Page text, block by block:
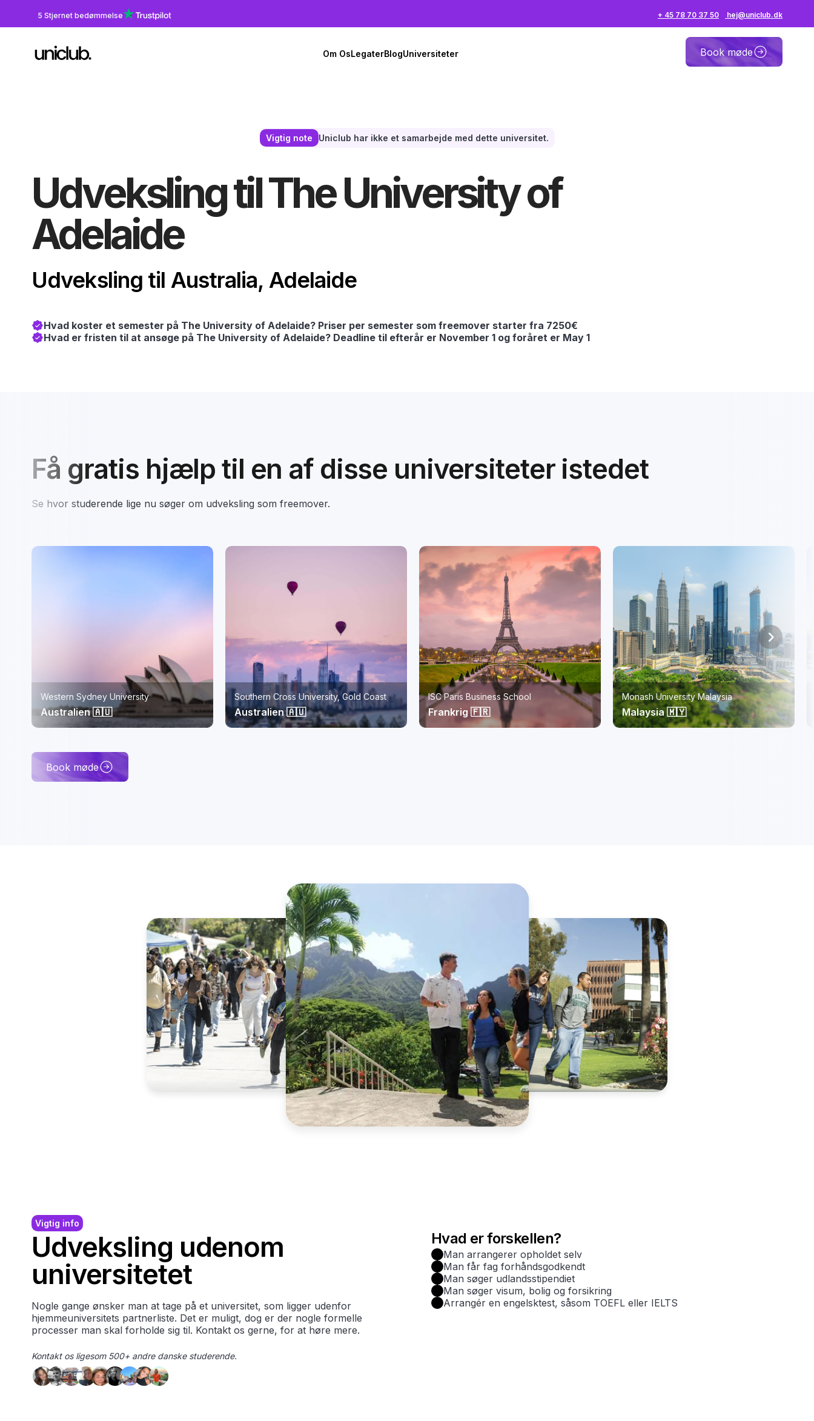
5 Stjernet bedømmelse + 45 78 70 37 50 hej@uniclub.dk
Om OsLegaterBlogUniversiteter Book møde
Vigtig note Uniclub har ikke et samarbejde med dette universitet.
Udveksling til The University of
Adelaide
Udveksling til Australia, Adelaide
Hvad koster et semester på The University of Adelaide? Priser per semester som freemover starter fra 7250€
Hvad er fristen til at ansøge på The University of Adelaide? Deadline til efterår er November 1 og foråret er May 1
Få gratis hjælp til en af disse universiteter istedet
Se hvor studerende lige nu søger om udveksling som freemover.
Southern Cross University, Gold Coast
Australien 🇦🇺
ISC Paris Business School
Frankrig 🇫🇷
Monash University Malaysia
Malaysia 🇲🇾
RMIT Vietnam
Vietnam 🇻🇳
Book møde
Vigtig info
Udveksling udenom
universitetet
Nogle gange ønsker man at tage på et universitet, som ligger udenfor
hjemmeuniversitets partnerliste. Det er muligt, dog er der nogle formelle
processer man skal forholde sig til. Kontakt os gerne, for at høre mere.
Kontakt os ligesom 500+ andre danske studerende.
Hvad er forskellen?
Man arrangerer opholdet selv
Man får fag forhåndsgodkendt
Man søger udlandsstipendiet
Man søger visum, bolig og forsikring
Arrangér en engelsktest, såsom TOEFL eller IELTS